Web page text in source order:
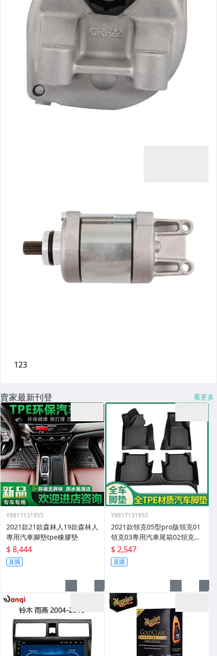
賣家最新刊登 看更多
Y8817131955
2021款21款森林人19款森林人
專用汽車腳墊tpe橡膠墊
$ 8,444
直購
Y8817131955
2021款領克05型pro版領克01
領克03專用汽車尾箱02領克03
腳墊
$ 2,547
直購